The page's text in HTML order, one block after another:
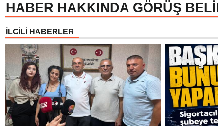
HABER HAKKINDA GÖRÜŞ
İLGİLİ HABERLER